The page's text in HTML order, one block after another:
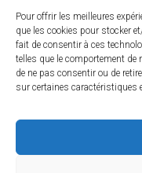
Pour offrir les meilleures
que les cookies pour stocker
fait de consentir à ces
telles que le comportement
de ne pas consentir ou de
sur certaines caractéristiques
02 32 46 63 00
Contact
Horaires
Du lundi au vendredi
et de 13h30 à 17h